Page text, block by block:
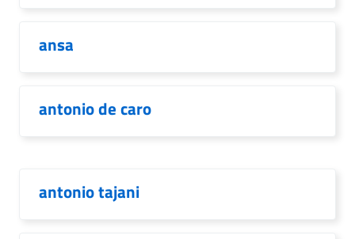
ansa
antonio de caro
antonio tajani